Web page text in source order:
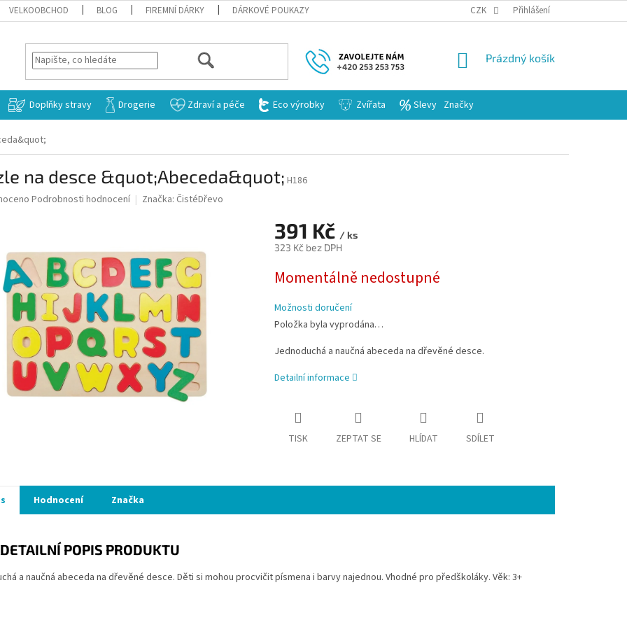
VELKOOBCHOD BLOG FIREMNÍ DÁRKY DÁRKOVÉ POUKAZY CZK Přihlášení
HLEDAT
NÁKUPNÍ
Prázdný košík
Doplňky stravy Drogerie Zdraví a péče Eco výrobky Zvířata Slevy Značky
na desce &quot;Abeceda&quot; H186
Podrobnosti hodnocení Značka: ČistéDřevo
391 Kč / ks
323 Kč bez DPH
cena:
Momentálně nedostupné
Možnosti doručení
Položka byla vyprodána…
Jednoduchá a naučná abeceda na dřevěné desce.
Detailní informace
TISK ZEPTAT SE HLÍDAT SDÍLET
Hodnocení Značka
DETAILNÍ POPIS PRODUKTU
a naučná abeceda na dřevěné desce. Děti si mohou procvičit písmena i barvy najednou. Vhodné pro předškoláky. Věk: 3+